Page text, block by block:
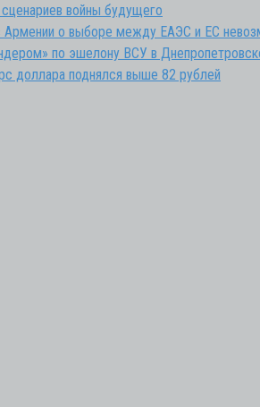
войны будущего
Армении о выборе между ЕАЭС и ЕС
по эшелону ВСУ в
доллара поднялся выше 82 рублей